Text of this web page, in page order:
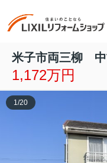
米子市両三柳 中
1,172万円
1 /20